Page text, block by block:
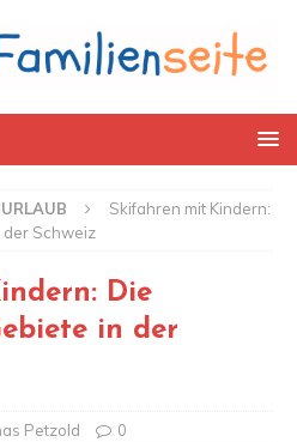
Skifahren mit Kindern:
der Schweiz
Die
in der
Petzold 0